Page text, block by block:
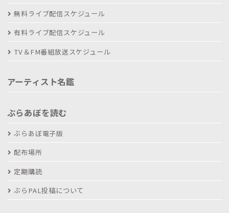
無料ライブ配信スケジュール
有料ライブ配信スケジュール
TV＆FM番組放送スケジュール
アーティスト名鑑
ぶらあぼを読む
ぶらあぼ電子版
配布場所
定期購読
ぶらPAL投稿について